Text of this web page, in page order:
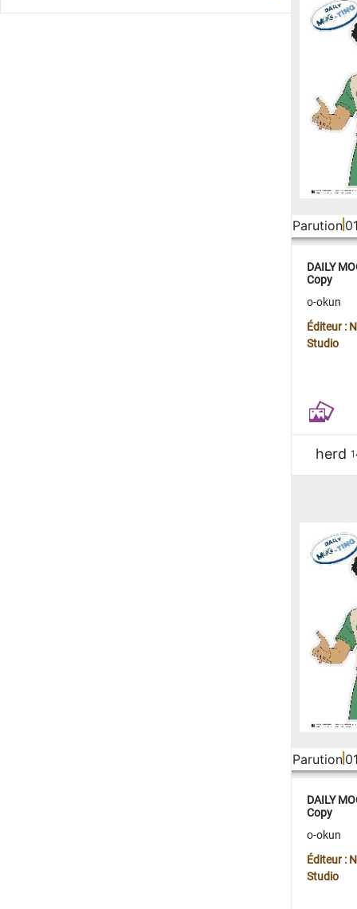
Parution
DAILY
Copy
o-okun
Éditeur :
Studio
herd
Parution
DAILY
Copy
o-okun
Éditeur :
Studio